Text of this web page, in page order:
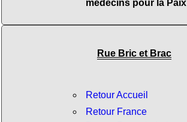
médecins pour la Paix
Rue Bric et Brac
Retour Accueil
Retour France